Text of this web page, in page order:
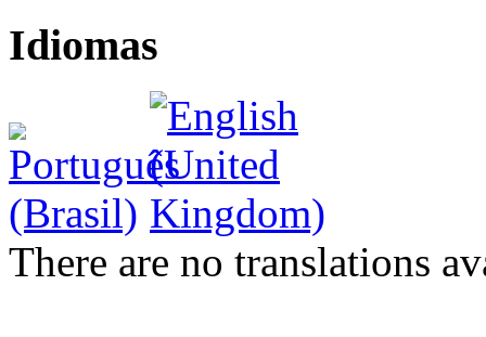
Idiomas
There are no translations